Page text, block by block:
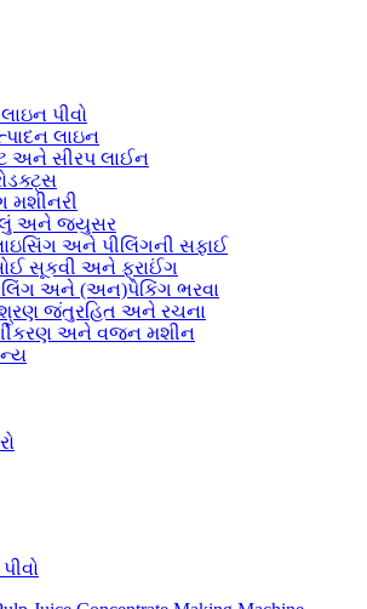
પીવો
લાઇન
અને સીરપ લાઈન
મશીનરી
અને જ્યુસર
અને પીલિંગની સફાઈ
સૂકવી અને ફ્રાઈંગ
અને (અન)પેકિંગ ભરવા
જંતુરહિત અને રચના
અને વજન મશીન